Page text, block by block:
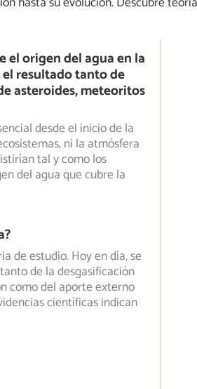
el origen del agua en la
resultado tanto de
asteroides, meteoritos
desde el inicio de la
ni la atmósfera
tal y como los
del agua que cubre la
de estudio. Hoy en día, se
de la desgasificación
como del aporte externo
científicas indican